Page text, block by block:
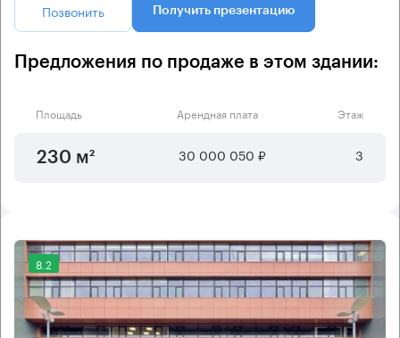
Позвонить Получить презентацию
Предложения по продаже в этом здании:
Площадь Арендная плата Этаж
230 м² 30 000 050 ₽ 3
8.2